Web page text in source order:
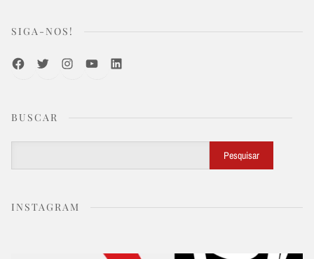
SIGA-NOS!
FacebookTwitterInstagramYoutubeLinkedIn
BUSCAR
Pesquisar
INSTAGRAM